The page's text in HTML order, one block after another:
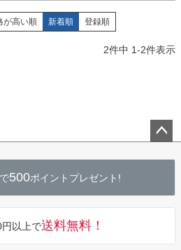
が高い順 新着順 登録順
2件中 1-2件表示
へ
500ポイントプレゼント!
以上で送料無料！